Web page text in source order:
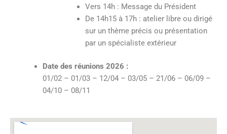
Vers 14h : Message du Président
De 14h15 à 17h : atelier libre ou dirigé
sur un thème précis ou présentation
par un spécialiste extérieur
Date des réunions 2026 :
01/02 – 01/03 – 12/04 – 03/05 – 21/06 – 06/09 –
04/10 – 08/11